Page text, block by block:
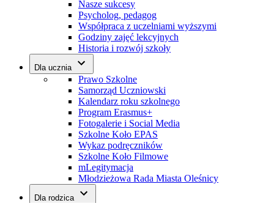
Nasze sukcesy
Psycholog, pedagog
Współpraca z uczelniami wyższymi
Godziny zajęć lekcyjnych
Historia i rozwój szkoły
Dla ucznia
Prawo Szkolne
Samorząd Uczniowski
Kalendarz roku szkolnego
Program Erasmus+
Fotogalerie i Social Media
Szkolne Koło EPAS
Wykaz podręczników
Szkolne Koło Filmowe
mLegitymacja
Młodzieżowa Rada Miasta Oleśnicy
Dla rodzica